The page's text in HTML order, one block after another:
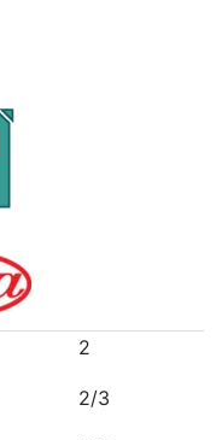
2
2/3